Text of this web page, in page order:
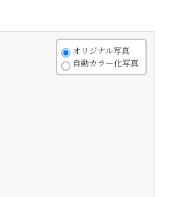
オリジナル写真
自動カラー化写真